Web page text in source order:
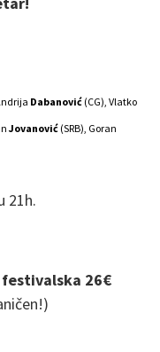
Dabanović (CG), Vlatko
Jovanović (SRB), Goran
21h.
26€